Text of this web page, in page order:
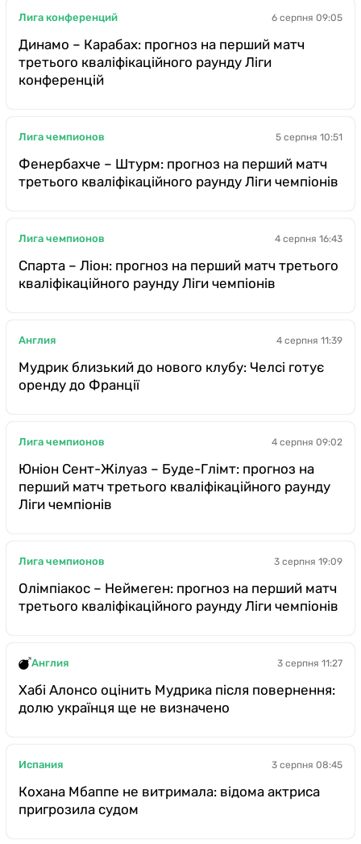
Лига конференций 6 серпня 09:05
Динамо – Карабах: прогноз на перший матч
третього кваліфікаційного раунду Ліги
конференцій
Лига чемпионов 5 серпня 10:51
Фенербахче – Штурм: прогноз на перший матч
третього кваліфікаційного раунду Ліги чемпіонів
Лига чемпионов 4 серпня 16:43
Спарта – Ліон: прогноз на перший матч третього
кваліфікаційного раунду Ліги чемпіонів
Англия 4 серпня 11:39
Мудрик близький до нового клубу: Челсі готує
оренду до Франції
Лига чемпионов 4 серпня 09:02
Юніон Сент-Жілуаз – Буде-Глімт: прогноз на
перший матч третього кваліфікаційного раунду
Ліги чемпіонів
Лига чемпионов 3 серпня 19:09
Олімпіакос – Неймеген: прогноз на перший матч
третього кваліфікаційного раунду Ліги чемпіонів
Англия 3 серпня 11:27
Хабі Алонсо оцінить Мудрика після повернення:
долю українця ще не визначено
Испания 3 серпня 08:45
Кохана Мбаппе не витримала: відома актриса
пригрозила судом